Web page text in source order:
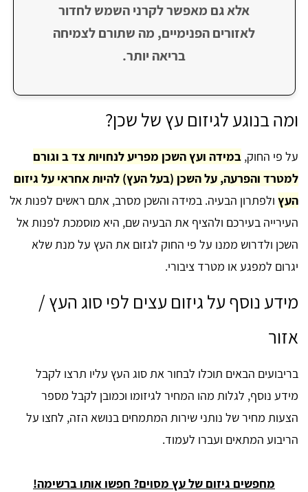
אלא גם מאפשר לקרני השמש לחדור
לאזורים הפנימיים, מה שתורם לצמיחה
בריאה יותר.
ומה בנוגע לגיזום עץ של שכן?
על פי החוק, במידה ועץ השכן מפריע לנחויות צד ב וגורם
למטרד והפרעה, על השכן (בעל העץ) להיות אחראי על גיזום
העץ ולפתרון הבעיה. במידה והשכן מסרב, אתם ראשים לפנות אל
העירייה בעירכם ולהציף את הבעיה שם, היא מוסמכת לפנות אל
השכן ולדרוש ממנו על פי החוק לגזום את העץ על מנת שלא
יגרום למפגע או מטרד ציבורי.
מידע נוסף על גיזום עצים לפי סוג העץ /
אזור
בריבועים הבאים תוכלו לבחור את סוג העץ עליו תרצו לקבל
מידע נוסף, לגלות מהו המחיר לגיזומו וכמובן לקבל מספר
הצעות מחיר של נותני שירות המתמחים בנושא הזה, לחצו על
הריבוע המתאים ועברו לעמוד.
מחפשים גיזום של עץ מסוים? חפשו אותו ברשימה!